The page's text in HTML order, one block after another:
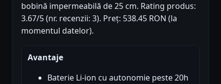
bobină impermeabilă de 25 cm. Rating produs:
3.67/5 (nr. recenzii: 3). Preț: 538.45 RON (la
momentul datelor).
Avantaje
Baterie Li-ion cu autonomie peste 20h